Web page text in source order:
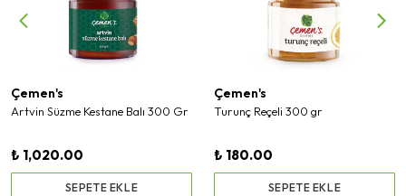
Çemen's
Artvin Süzme Kestane Balı 300 Gr
₺ 1,020.00
SEPETE EKLE
Çemen's
Turunç Reçeli 300 gr
₺ 180.00
SEPETE EKLE